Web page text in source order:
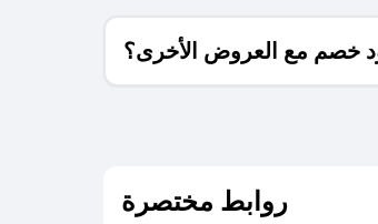
خصم مع العروض الأخرى؟
روابط مختصرة